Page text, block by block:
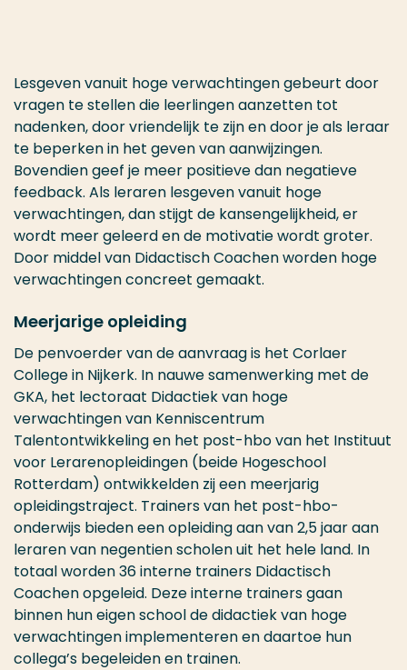
Lesgeven vanuit hoge verwachtingen gebeurt door
vragen te stellen die leerlingen aanzetten tot
nadenken, door vriendelijk te zijn en door je als leraar
te beperken in het geven van aanwijzingen.
Bovendien geef je meer positieve dan negatieve
feedback. Als leraren lesgeven vanuit hoge
verwachtingen, dan stijgt de kansengelijkheid, er
wordt meer geleerd en de motivatie wordt groter.
Door middel van Didactisch Coachen worden hoge
verwachtingen concreet gemaakt.
Meerjarige opleiding
De penvoerder van de aanvraag is het Corlaer
College in Nijkerk. In nauwe samenwerking met de
GKA, het lectoraat Didactiek van hoge
verwachtingen van Kenniscentrum
Talentontwikkeling en het post-hbo van het Instituut
voor Lerarenopleidingen (beide Hogeschool
Rotterdam) ontwikkelden zij een meerjarig
opleidingstraject. Trainers van het post-hbo-
onderwijs bieden een opleiding aan van 2,5 jaar aan
leraren van negentien scholen uit het hele land. In
totaal worden 36 interne trainers Didactisch
Coachen opgeleid. Deze interne trainers gaan
binnen hun eigen school dedidactiek van hoge
verwachtingen implementeren en daartoe hun
collega’s begeleiden en trainen.